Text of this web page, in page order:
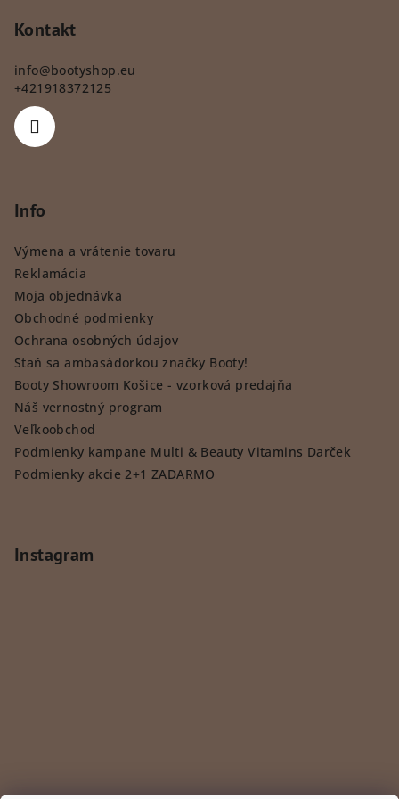
Kontakt
info@bootyshop.eu
+421918372125
Info
Výmena a vrátenie tovaru
Reklamácia
Moja objednávka
Obchodné podmienky
Ochrana osobných údajov
Staň sa ambasádorkou značky Booty!
Booty Showroom Košice - vzorková predajňa
Náš vernostný program
Veľkoobchod
Podmienky kampane Multi & Beauty Vitamins Darček
Podmienky akcie 2+1 ZADARMO
Instagram